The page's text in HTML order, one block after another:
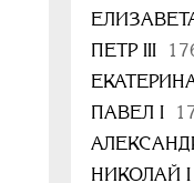
ПЕТР III
ПАВЕЛ I
НИКОЛАЙ I